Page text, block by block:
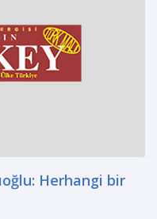
Herhangi bir